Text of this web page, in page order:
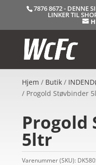
7876 8672 - DENNE
LINKER TIL
Hjem / Butik/
/ Progold Støvbinder
Progold
5ltr
Varenummer (SKU):